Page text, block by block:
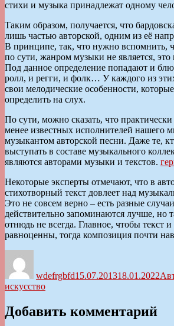
стихи и музыка принадлежат одному
Таким образом, получается, что
лишь частью авторской, одним из её
В принципе, так, что нужно вспомнить,
по сути, жанром музыки не является, это
Под данное определение попадают и
ролл, и регги, и фолк… У каждого из
свои мелодические особенности,
определить на слух.
По сути, можно сказать, что
менее известных исполнителей нашего
музыкантом авторской песни. Даже те,
выступать в составе музыкального
являются авторами музыки и текстов.
Некоторые эксперты отмечают, что в
стихотворный текст довлеет над
Это не совсем верно – есть разные
действительно запоминаются лучше, но
отнюдь не всегда. Главное, чтобы текст
равноценны, тогда композиция почти
wdefrgbfd15.07.201318.01.2022
искусство
Добавить комментарий